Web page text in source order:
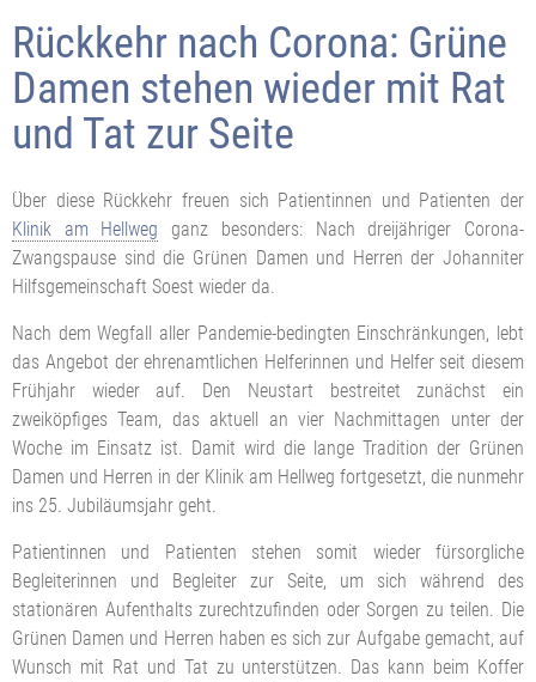
Rückkehr nach Corona: Grüne
Damen stehen wieder mit Rat
und Tat zur Seite
Über diese Rückkehr freuen sich Patientinnen und Patienten der
Klinik am Hellweg ganz besonders: Nach dreijähriger Corona-
Zwangspause sind die Grünen Damen und Herren der Johanniter
Hilfsgemeinschaft Soest wieder da.
Nach dem Wegfall aller Pandemie-bedingten Einschränkungen, lebt
das Angebot der ehrenamtlichen Helferinnen und Helfer seit diesem
Frühjahr wieder auf. Den Neustart bestreitet zunächst ein
zweiköpfiges Team, das aktuell an vier Nachmittagen unter der
Woche im Einsatz ist. Damit wird die lange Tradition der Grünen
Damen und Herren in der Klinik am Hellweg fortgesetzt, die nunmehr
ins 25. Jubiläumsjahr geht.
Patientinnen und Patienten stehen somit wieder fürsorgliche
Begleiterinnen und Begleiter zur Seite, um sich während des
stationären Aufenthalts zurechtzufinden oder Sorgen zu teilen. Die
Grünen Damen und Herren haben es sich zur Aufgabe gemacht, auf
Wunsch mit Rat und Tat zu unterstützen. Das kann beim Koffer